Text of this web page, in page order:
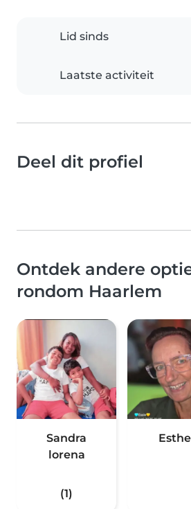
Lid sinds
Laatste activiteit
Deel dit profiel
Ontdek andere
rondom Haarlem
Sandra
lorena
(1)